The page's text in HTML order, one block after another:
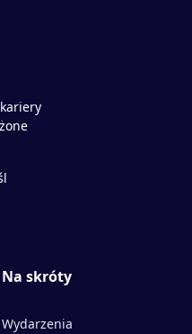
Na skróty
Wydarzenia